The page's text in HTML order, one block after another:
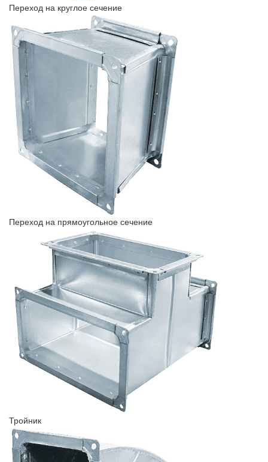
Переход на круглое сечение
Переход на прямоугольное сечение
Тройник